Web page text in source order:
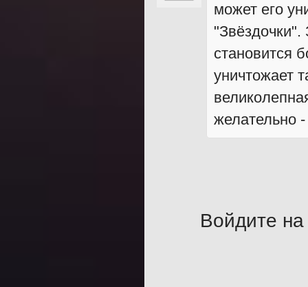
может его
становится
уничтожает
желательно
Войдите на